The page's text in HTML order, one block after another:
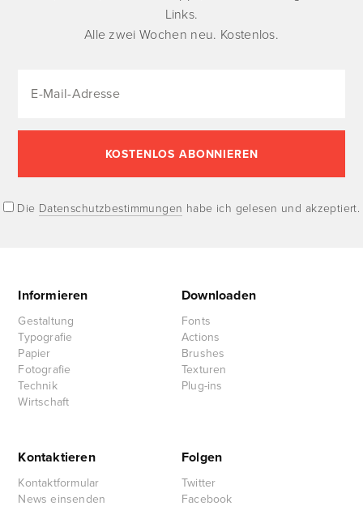
Links.
Alle zwei Wochen neu. Kostenlos.
Die Datenschutzbestimmungen habe ich gelesen und akzeptiert.
Informieren
Gestaltung
Typografie
Papier
Fotografie
Technik
Wirtschaft
Downloaden
Fonts
Actions
Brushes
Texturen
Plug-ins
Kontaktieren
Kontaktformular
News einsenden
Folgen
Twitter
Facebook